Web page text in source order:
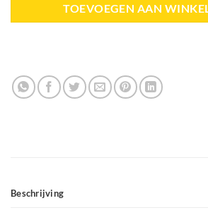
TOEVOEGEN AAN
Beschrijving